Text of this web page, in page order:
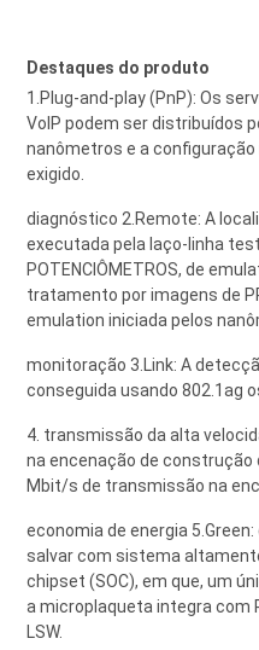
Destaques do produto
1.Plug-and-play (PnP): Os
VoIP podem ser distribuídos
nanômetros e a configuração
exigido.
diagnóstico 2.Remote: A
executada pela laço-linha
POTENCIÔMETROS, de
tratamento por imagens de
emulation iniciada pelos
monitoração 3.Link: A
conseguida usando 802.1ag
4. transmissão da alta
na encenação de construção
Mbit/s de transmissão na
economia de energia
salvar com sistema
chipset (SOC), em que, um
a microplaqueta integra com
LSW.